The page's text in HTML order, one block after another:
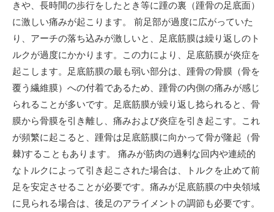
きや、長時間の歩行をしたとき等に踵の裏（踵骨の足底面）
に激しい痛みが起こります。 前足部が過度に広がっていた
り、アーチの落ち込みが激しいと、足底筋膜は繰り返しのト
ルクが過度にかかります。この力により、足底筋膜が炎症を
起こします。足底筋膜の最も弱い部分は、踵骨の骨膜（骨を
覆う繊維膜）への付着であるため、踵骨の内側の痛みが感じ
られることが多いです。足底筋膜が繰り返し捻られると、骨
膜から骨膜を引き離し、痛みおよび炎症を引き起こす。これ
が頻繁に起こると、踵骨は足底筋膜に向かって骨が隆起（骨
棘)することもあります。 痛みが筋肉の過剰な回内や連続的
なトルクによって引き起こされた場合は、トルクを止めて前
足を安定させることが必要です。痛みが足底筋膜の中央領域
に見られる場合は、後足のアライメントの調節も必要です。